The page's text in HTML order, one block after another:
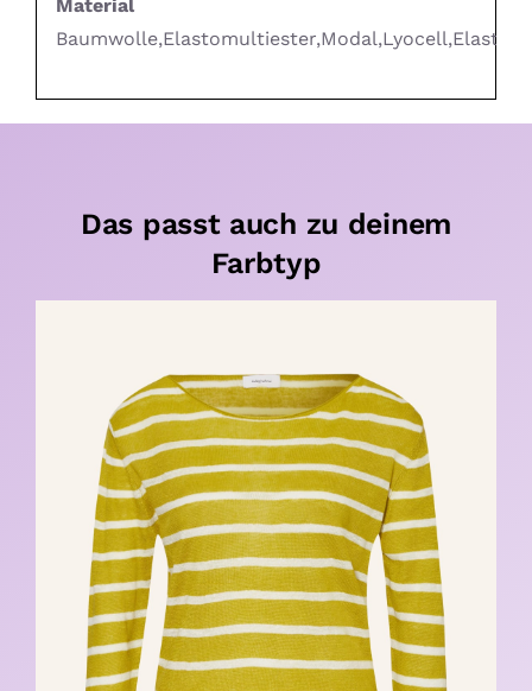
Material
Baumwolle,Elastomultiester,Modal,Lyocell,Elasthan
Das passt auch zu deinem
Farbtyp